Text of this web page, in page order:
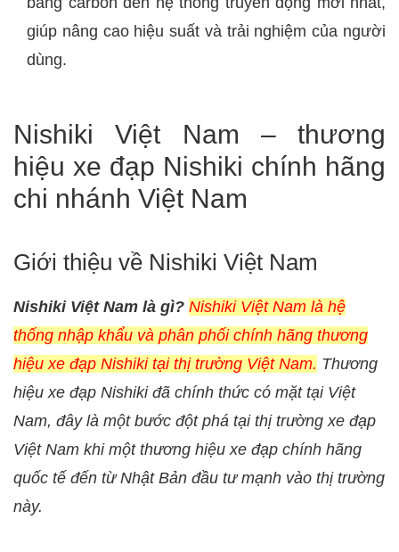
giúp nâng cao hiệu suất và trải nghiệm của người
dùng.
Nishiki Việt Nam – thương
hiệu xe đạp Nishiki chính hãng
chi nhánh Việt Nam
Giới thiệu về Nishiki Việt Nam
Nishiki Việt Nam là gì? Nishiki Việt Nam là hệ
thống nhập khẩu và phân phối chính hãng thương
hiệu xe đạp Nishiki tại thị trường Việt Nam. Thương
hiệu xe đạp Nishiki đã chính thức có mặt tại Việt
Nam, đây là một bước đột phá tại thị trường xe đạp
Việt Nam khi một thương hiệu xe đạp chính hãng
quốc tế đến từ Nhật Bản đầu tư mạnh vào thị trường
này.